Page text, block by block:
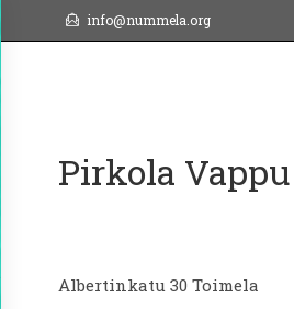
suoraan
info@nummela.org
Pirkola
Albertinkatu 30 Toimela